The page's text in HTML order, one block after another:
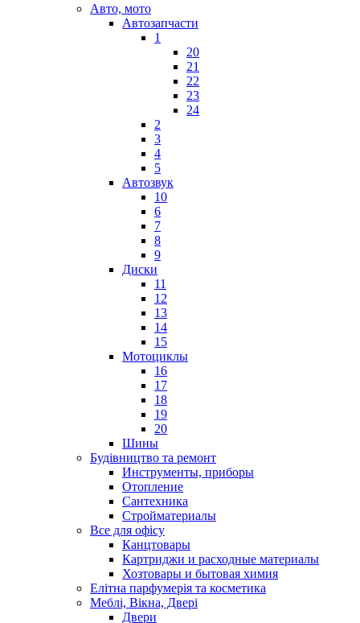
Авто, мото
Автозапчасти
1
20
21
22
23
24
2
3
4
5
Автозвук
10
6
7
8
9
Диски
11
12
13
14
15
Мотоциклы
16
17
18
19
20
Шины
Будівництво та ремонт
Инструменты, приборы
Отопление
Сантехника
Стройматериалы
Все для офісу
Канцтовары
Картриджи и расходные материалы
Хозтовары и бытовая химия
Елітна парфумерія та косметика
Меблі, Вікна, Двері
Двери